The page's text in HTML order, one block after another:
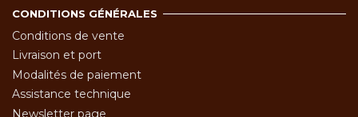
CONDITIONS GÉNÉRALES
Conditions de vente
Livraison et port
Modalités de paiement
Assistance technique
Newsletter page